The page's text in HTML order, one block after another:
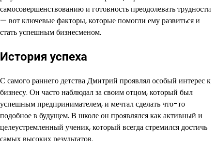
самосовершенствованию и готовность преодолевать трудности
— вот ключевые факторы, которые помогли ему развиться и
стать успешным бизнесменом.
История успеха
С самого раннего детства Дмитрий проявлял особый интерес к
бизнесу. Он часто наблюдал за своим отцом, который был
успешным предпринимателем, и мечтал сделать что-то
подобное в будущем. В школе он проявлялся как активный и
целеустремленный ученик, который всегда стремился достичь
самых высоких результатов.